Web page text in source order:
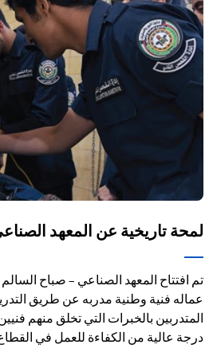
This
shortcut
activates
screen
reader
you
navigate
and
interact
with
the
content.
لمحة تاريخية عن المعهد
عماله فنية وطنية مدربه عن طريق
المتدربين بالخبرات التي تخلق منهم
درجة عالية من الكفاءة للعمل في